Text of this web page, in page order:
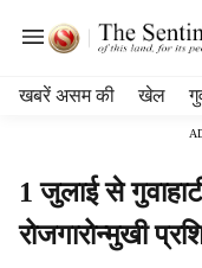
खबरें असम की खेल
1 जुलाई से
रोजगारोन्मुखी